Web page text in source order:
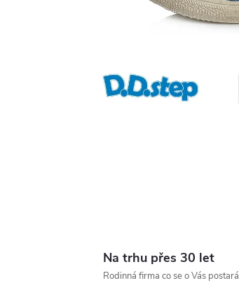
Na trhu přes 30 let
Rodinná firma co se o Vás postará